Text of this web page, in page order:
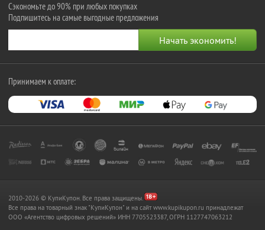
Сэкономьте до 90% при любых покупках
Подпишитесь на самые выгодные предложения
Принимаем к оплате:
2010-2026 © КупиКупон. Все права защищены.
Все права на товарный знак "КупиКупон" и на сайт www.kupikupon.ru принадлежат
OOO «Агентство цифровых решений» ИНН 7705523387, ОГРН 1127747063212